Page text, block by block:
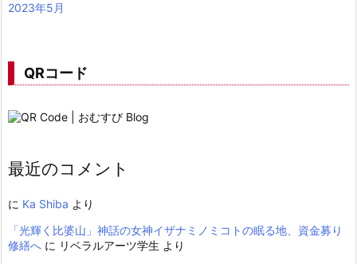
2023年5月
QRコード
最近のコメント
に Ka Shiba より
「光輝く比婆山」神話の女神イザナミノミコトの眠る地、資金募り
修繕へ に リベラルアーツ学生 より